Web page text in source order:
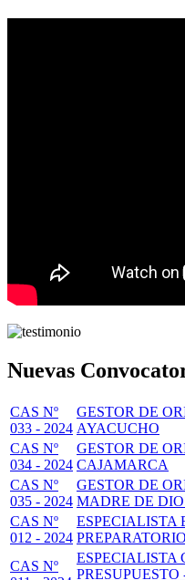
Nuevas
CAS Nº
033 - 2024
GESTOR DE
AYACUCHO
CAS Nº
034 - 2024
GESTOR DE
CAJAMARCA
CAS Nº
035 - 2024
GESTOR DE
MADRE DE
CAS Nº
012 - 2024
ESPECIALISTA
CAS Nº
ESPECIALISTA